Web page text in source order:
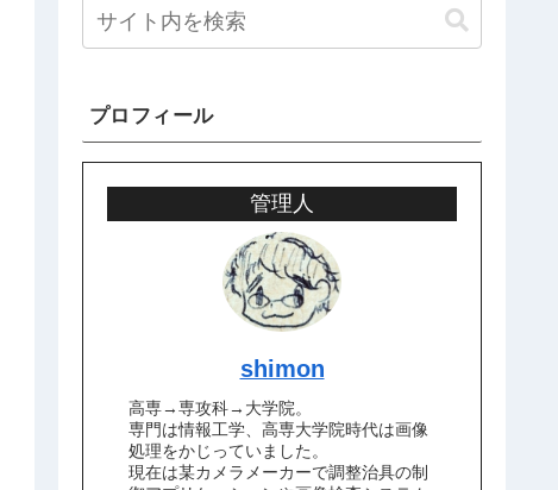
プロフィール
管理人
shimon
高専→専攻科→大学院。
専門は情報工学、高専大学院時代は画像
処理をかじっていました。
現在は某カメラメーカーで調整治具の制